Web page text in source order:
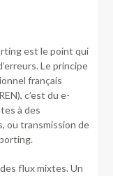
est le point qui
Le principe
français
c’est du e-
à des
ou transmission de
flux mixtes. Un